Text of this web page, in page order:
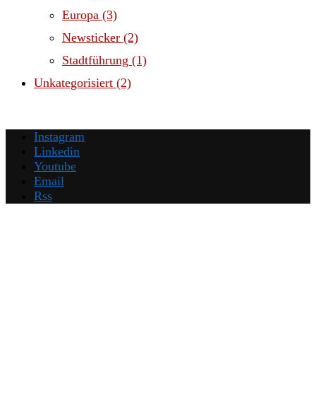
Europa (3)
Newsticker (2)
Stadtführung (1)
Unkategorisiert (2)
Instagram
Linkedin
Youtube
Email
Rss